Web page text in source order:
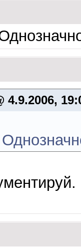
4.9.2006,